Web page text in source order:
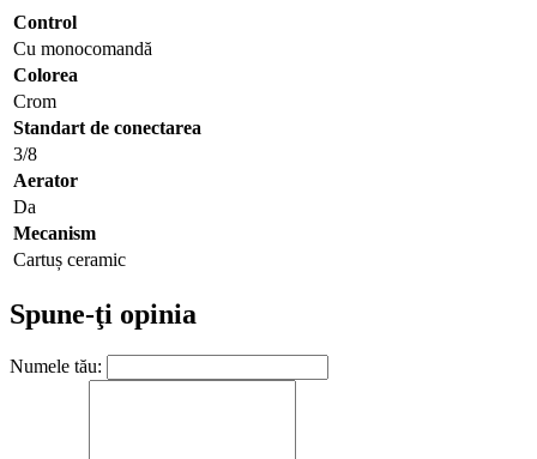
Control
Cu monocomandă
Colorea
Crom
Standart de conectarea
3/8
Aerator
Da
Mecanism
Cartuș ceramic
Spune-ţi opinia
Numele tău: